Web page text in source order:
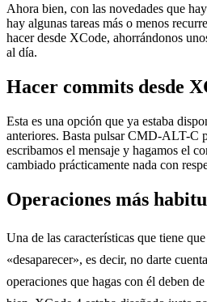
Ahora bien, con las novedades que
hay algunas tareas más o menos
hacer desde XCode, ahorrándonos
al día.
Hacer commits desde
Esta es una opción que ya estaba
anteriores. Basta pulsar CMD-ALT-C
escribamos el mensaje y hagamos el
cambiado prácticamente nada con
Operaciones más
Una de las características que tiene
«desaparecer», es decir, no darte
operaciones que hagas con él deben